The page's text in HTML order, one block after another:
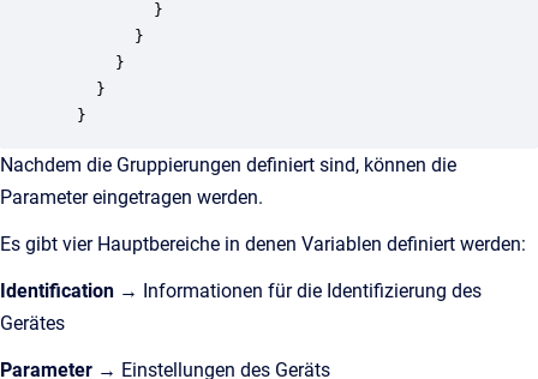
          }
        }
      }
    }
Nachdem die Gruppierungen definiert sind, können die
Parameter eingetragen werden.
Es gibt vier Hauptbereiche in denen Variablen definiert werden:
Identification → Informationen für die Identifizierung des
Gerätes
Parameter → Einstellungen des Geräts